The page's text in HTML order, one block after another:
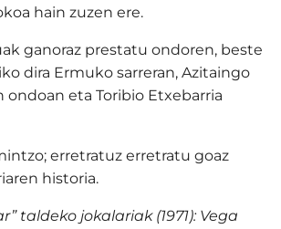
hain zuzen ere.
ganoraz prestatu ondoren, beste
dira Ermuko sarreran, Azitaingo
ondoan eta Toribio Etxebarria
erretratuz erretratu goaz
historia.
taldeko jokalariak (1971): Vega